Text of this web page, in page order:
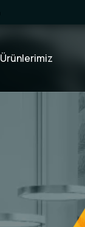
Ürünlerimiz